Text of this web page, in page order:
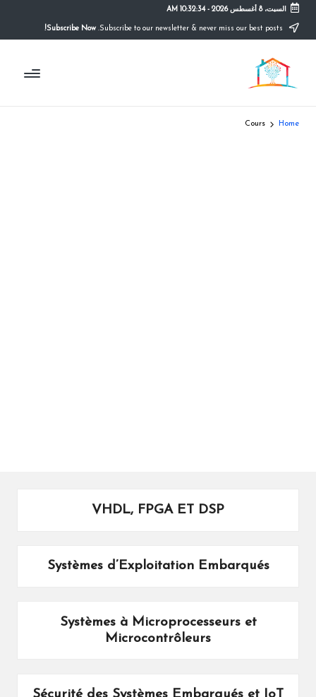
content
السبت، 8 أغسطس 2026 -
10:32:34 AM
Subscribe Now!
م
و
ق
التعليم
الصريح
Home
Cours
VHDL, FPGA ET DSP
Systèmes d’Exploitation Embarqués
Systèmes à Microprocesseurs et
Microcontrôleurs